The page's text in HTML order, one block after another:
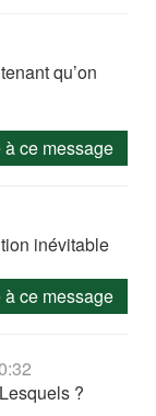
qu’on
ce message
inévitable
ce message
?